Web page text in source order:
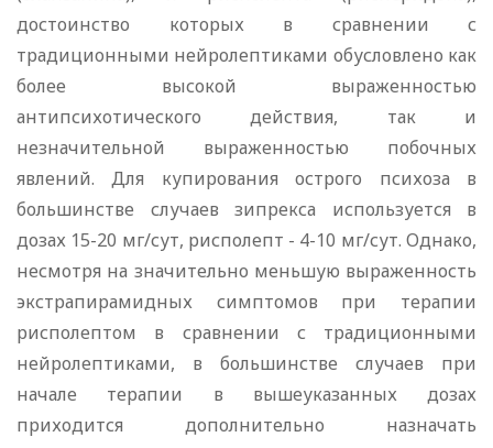
достоинство которых в сравнении с
традиционными нейролептиками обусловлено как
более высокой выраженностью
антипсихотического действия, так и
незначительной выраженностью побочных
явлений. Для купирования острого психоза в
большинстве случаев зипрекса используется в
дозах 15-20 мг/сут, рисполепт - 4-10 мг/сут. Однако,
несмотря на значительно меньшую выраженность
экстрапирамидных симптомов при терапии
рисполептом в сравнении с традиционными
нейролептиками, в большинстве случаев при
начале терапии в вышеуказанных дозах
приходится дополнительно назначать